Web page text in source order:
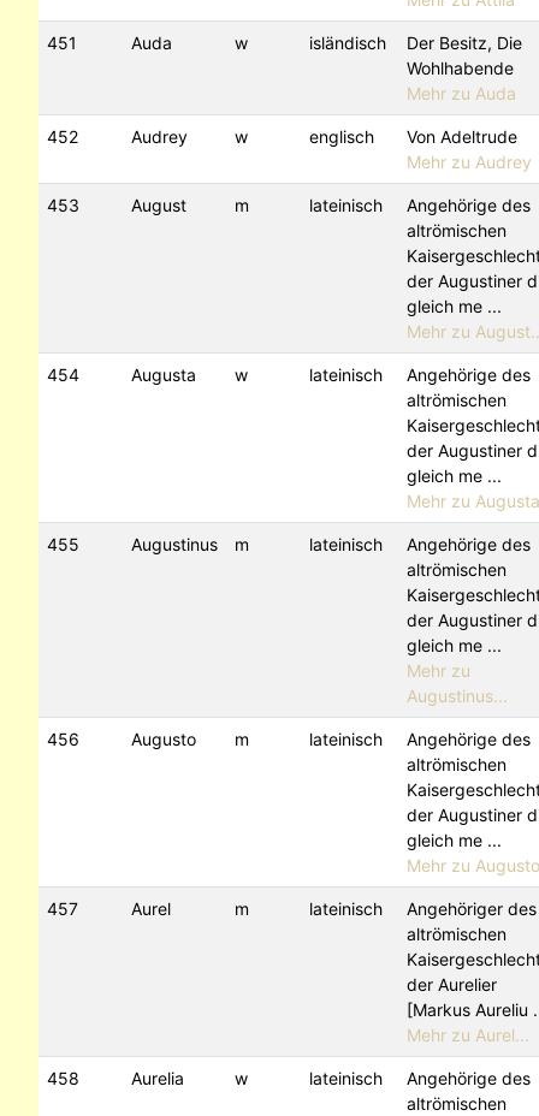
451 Auda w isländisch
Der Besitz, Die
Wohlhabende
Mehr zu Auda
452 Audrey w englisch
Von Adeltrude
Mehr zu Audrey
453 August m lateinisch
Angehörige des
altrömischen
der Augustiner
gleich me ...
Mehr zu
454 Augusta w lateinisch
Angehörige des
altrömischen
der Augustiner
gleich me ...
Mehr zu
455 Augustinus m lateinisch
Angehörige des
altrömischen
der Augustiner
gleich me ...
Mehr zu
Augustinus...
456 Augusto m lateinisch
Angehörige des
altrömischen
der Augustiner
gleich me ...
Mehr zu
457 Aurel m lateinisch
Angehöriger des
altrömischen
der Aurelier
[Markus Aureliu
Mehr zu Aurel...
458 Aurelia w lateinisch
Angehörige des
altrömischen